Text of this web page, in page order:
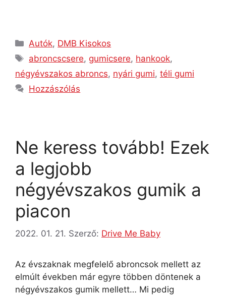
Autók, DMB Kisokos
abroncscsere, gumicsere, hankook,
négyévszakos abroncs, nyári gumi, téli gumi
Hozzászólás
Ne keress tovább! Ezek
a legjobb
négyévszakos gumik a
piacon
2022. 01. 21. Szerző: Drive Me Baby
Az évszaknak megfelelő abroncsok mellett az
elmúlt években már egyre többen döntenek a
négyévszakos gumik mellett… Mi pedig